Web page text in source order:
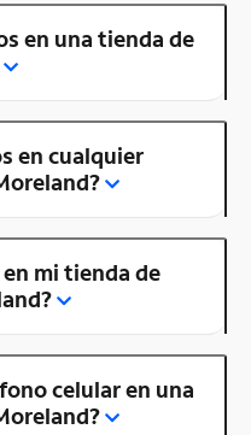
en una tienda de
en cualquier
mi tienda de
celular en una